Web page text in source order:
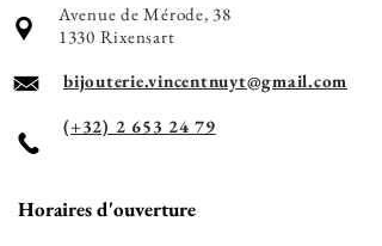
Avenue de Mérode, 38
1330 Rixensart
bijouterie.vincentnuyt@gmail.com
(+32) 2 653 24 79
Horaires d'ouverture